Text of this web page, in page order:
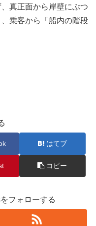
真正面から岸壁にぶつ
乗客から「船内の階段
はてブ
コピー
フォローする